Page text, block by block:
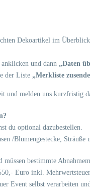
Dekoartikel im
anklicken und dann „Daten
der Liste „Merkliste
melden uns kurzfristig
du optional dazubestellen.
/Blumengestecke, Sträuße
bestimmte
Euro inkl.
Event selbst verarbeiten